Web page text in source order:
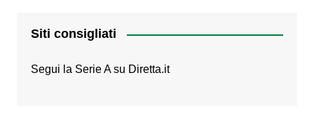
Siti consigliati
Segui la Serie A su Diretta.it